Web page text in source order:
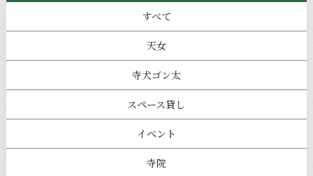
すべて
天女
寺犬ゴン太
スペース貸し
イベント
寺院